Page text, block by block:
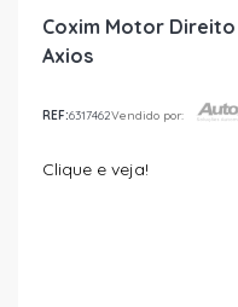
Coxim Motor Direito
Axios
REF:6317462Vendido por:
Clique e veja!